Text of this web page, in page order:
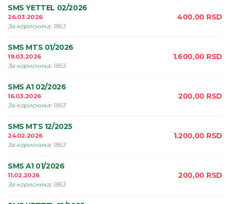
SMS YETTEL 02/2026
26.03.2026
За корисника: 1863
400,00 RSD
SMS MTS 01/2026
19.03.2026
За корисника: 1863
1.600,00 RSD
SMS A1 02/2026
16.03.2026
За корисника: 1863
200,00 RSD
SMS MTS 12/2025
24.02.2026
За корисника: 1863
1.200,00 RSD
SMS A1 01/2026
11.02.2026
За корисника: 1863
200,00 RSD